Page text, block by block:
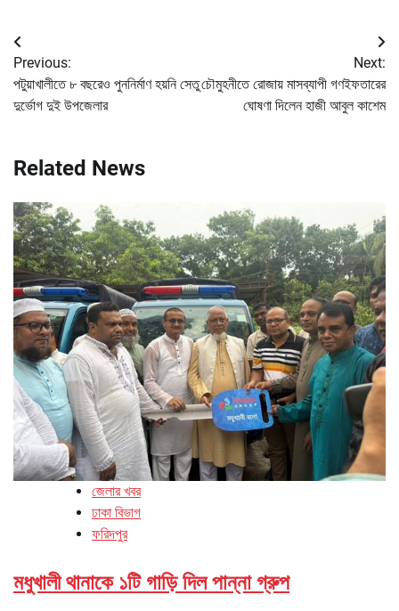
Post
navigation
Previous:
পটুয়াখালীতে ৮ বছরেও পুননির্মাণ হয়নি সেতু
দুর্ভোগ দুই উপজেলার
Next:
চৌমুহনীতে রোজায় মাসব্যাপী গণইফতারের
ঘোষণা দিলেন হাজী আবুল কাশেম
Related News
জেলার খবর
ঢাকা বিভাগ
ফরিদপুর
মধুখালী থানাকে ১টি গাড়ি দিল পান্না গ্রুপ